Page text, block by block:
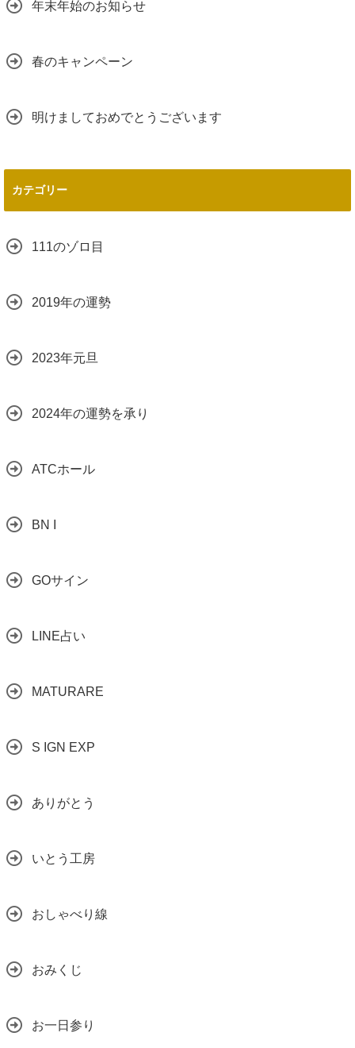
年末年始のお知らせ
春のキャンペーン
明けましておめでとうございます
カテゴリー
111のゾロ目
2019年の運勢
2023年元旦
2024年の運勢を承り
ATCホール
BN I
GOサイン
LINE占い
MATURARE
S IGN EXP
ありがとう
いとう工房
おしゃべり線
おみくじ
お一日参り